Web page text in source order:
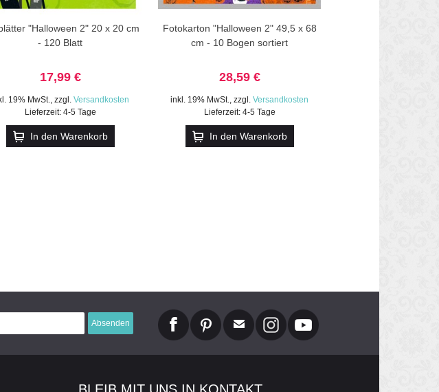
"Halloween 2" 20 x 20 cm
- 120 Blatt
17,99 €
19% MwSt.,zzgl.Versandkosten
Lieferzeit: 4-5 Tage
In den Warenkorb
Fotokarton "Halloween 2" 49,5 x 68
cm - 10 Bogen sortiert
28,59 €
inkl. 19% MwSt.,zzgl.Versandkosten
Lieferzeit: 4-5 Tage
In den Warenkorb
Absenden